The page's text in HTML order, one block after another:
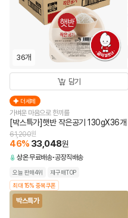
36개
담기
더세페
가벼운 마음으로 한끼를
[박스특가]햇반 작은공기 130gX36개
61,200원
46% 33,048원
상온무료배송 공장직배송
오늘 판매4위
재구매TOP
최대 15% 중복쿠폰
박스특가